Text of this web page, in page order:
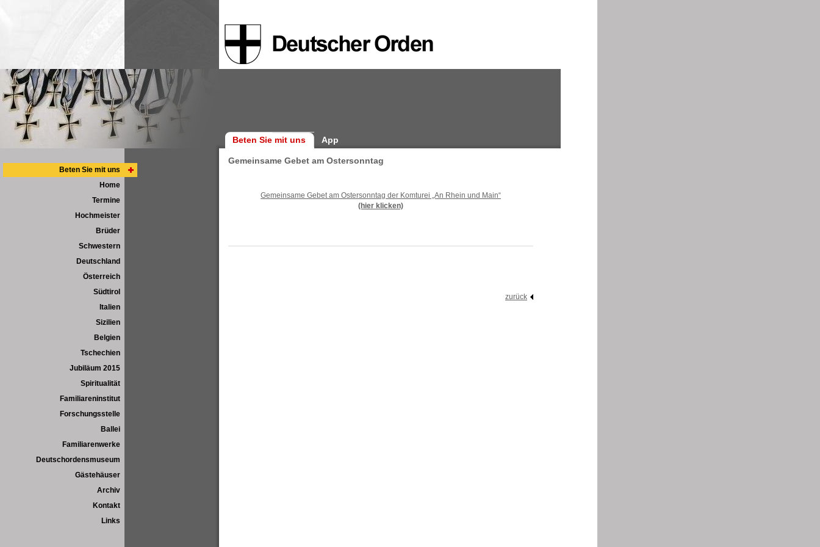
Beten Sie mit uns App
Beten Sie mit uns
Home
Termine
Hochmeister
Brüder
Schwestern
Deutschland
Österreich
Südtirol
Italien
Sizilien
Belgien
Tschechien
Jubiläum 2015
Spiritualität
Familiareninstitut
Forschungsstelle
Ballei
Familiarenwerke
Deutschordensmuseum
Gästehäuser
Archiv
Kontakt
Links
Gemeinsame Gebet am Ostersonntag
Gemeinsame Gebet am Ostersonntag der Komturei „An Rhein und Main“
(hier klicken)
zurück